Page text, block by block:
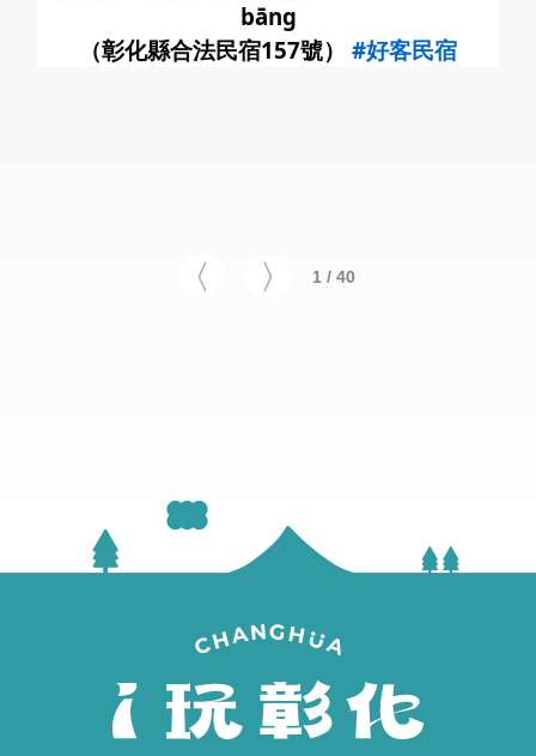
bāng
（彰化縣合法民宿157號） #好客民宿
1 / 40